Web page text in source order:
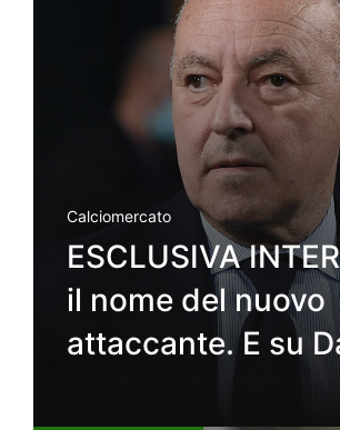
Calciomercato
ESCLUSIVA
il nome del nuovo
attaccante. E su